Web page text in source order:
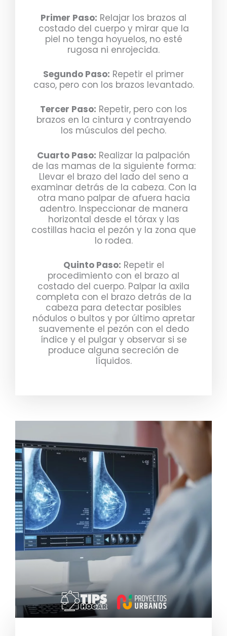
Primer Paso: Relajar los brazos al
costado del cuerpo y mirar que la
piel no tenga hoyuelos, no esté
rugosa ni enrojecida.
Segundo Paso: Repetir el primer
caso, pero con los brazos levantado.
Tercer Paso: Repetir, pero con los
brazos en la cintura y contrayendo
los músculos del pecho.
Cuarto Paso: Realizar la palpación
de las mamas de la siguiente forma:
Llevar el brazo del lado del seno a
examinar detrás de la cabeza. Con la
otra mano palpar de afuera hacia
adentro. Inspeccionar de manera
horizontal desde el tórax y las
costillas hacia el pezón y la zona que
lo rodea.
Quinto Paso: Repetir el
procedimiento con el brazo al
costado del cuerpo. Palpar la axila
completa con el brazo detrás de la
cabeza para detectar posibles
nódulos o bultos y por último apretar
suavemente el pezón con el dedo
índice y el pulgar y observar si se
produce alguna secreción de
líquidos.